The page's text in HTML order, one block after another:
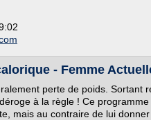
- Femme
perte de poids. Sortant
à la règle ! Ce
mais au contraire de lui